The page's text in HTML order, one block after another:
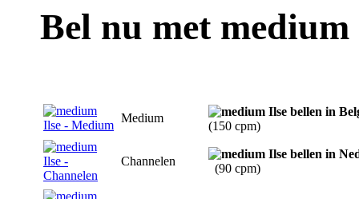
Bel nu met medium
Medium
(150 cpm)
Channelen
(90 cpm)